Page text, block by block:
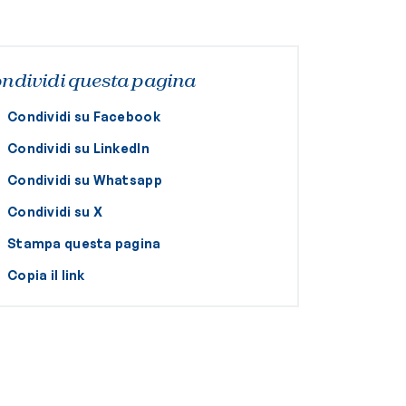
questa pagina
Condividi su Facebook
Condividi su LinkedIn
Condividi su Whatsapp
Condividi su X
Stampa questa pagina
Copia il link